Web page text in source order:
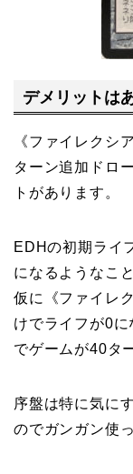
デメリットは
《ファイレクシ
ターン追加ドロ
トがあります。
EDHの初期ライ
になるようなこ
仮に《ファイレ
けでライフが0
でゲームが40タ
序盤は特に気に
のでガンガン使